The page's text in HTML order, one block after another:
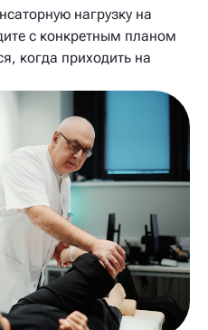
нагрузку на
с конкретным планом
когда приходить на